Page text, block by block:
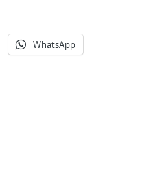
WhatsApp